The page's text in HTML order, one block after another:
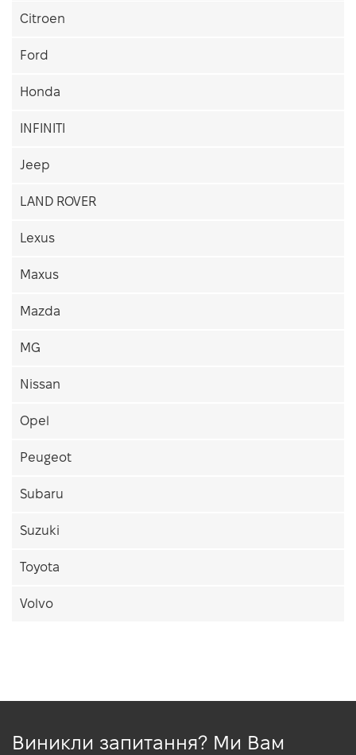
Citroen
Ford
Honda
INFINITI
Jeep
LAND ROVER
Lexus
Maxus
Mazda
MG
Nissan
Opel
Peugeot
Subaru
Suzuki
Toyota
Volvo
Виникли запитання? Ми Вам